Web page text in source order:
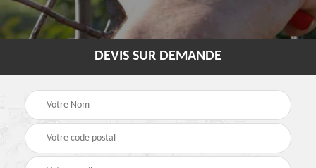
DEVIS SUR DEMANDE